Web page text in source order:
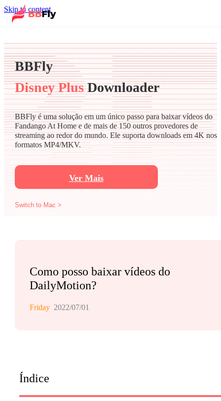
Skip to content
BBFly
Disney PlusDownloader
BBFly é uma solução em um único passo para baixar vídeos do
Fandango At Home e de mais de 150 outros provedores de
streaming ao redor do mundo. Ele suporta downloads em 4K nos
formatos MP4/MKV.
Ver Mais
Switch to Mac >
Como posso baixar vídeos do
DailyMotion?
Friday 2022/07/01
Índice